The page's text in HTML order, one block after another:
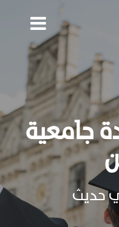
جامعية
حديث